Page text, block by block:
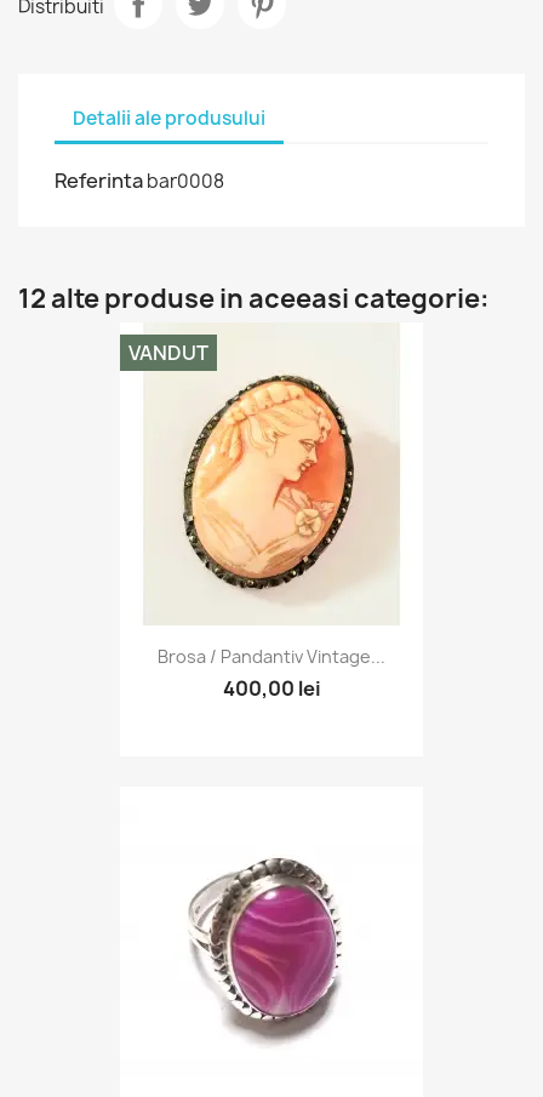
Distribuiti
Detalii ale produsului
Referintabar0008
12 alte produse in aceeasi categorie:
Brosa / Pandantiv Vintage...
400,00 lei
VANDUT